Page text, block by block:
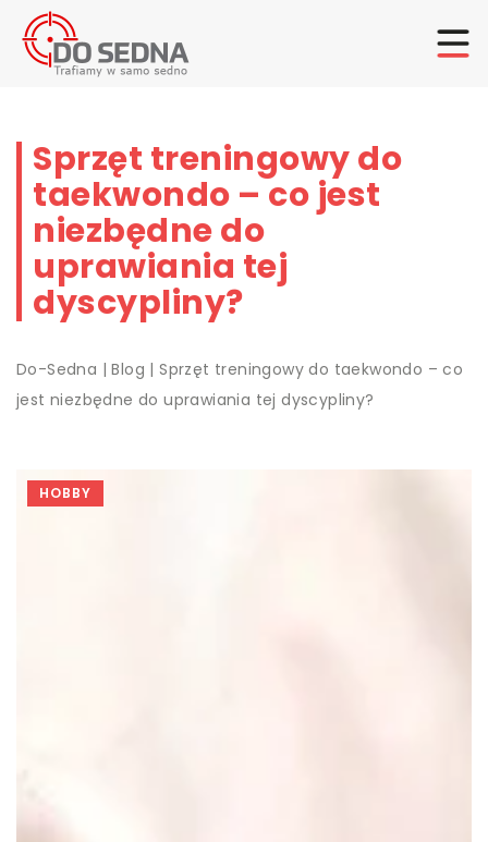
Sprzęt treningowy do
taekwondo – co jest
niezbędne do
uprawiania tej
dyscypliny?
Do-Sedna |Blog |Sprzęt treningowy do taekwondo – co
jest niezbędne do uprawiania tej dyscypliny?
HOBBY